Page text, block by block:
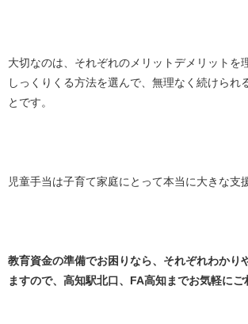
大切なのは、それぞれのメリットデメリットを
しっくりくる方法を選んで、無理なく続けられ
とです。
児童手当は子育て家庭にとって本当に大きな支
教育資金の準備でお困りなら、それぞれわかり
ますので、高知駅北口、FA高知までお気軽にご